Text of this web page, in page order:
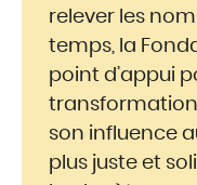
relever les
temps, la
point d’appui
son influence
plus juste et